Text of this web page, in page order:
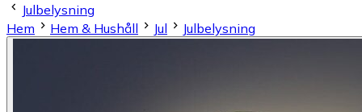
Julbelysning
Hem
Hem & Hushåll Jul Julbelysning